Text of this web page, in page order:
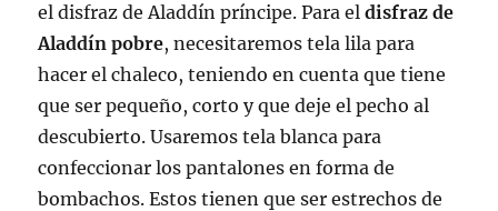
el disfraz de Aladdín príncipe. Para el disfraz de
Aladdín pobre, necesitaremos tela lila para
hacer el chaleco, teniendo en cuenta que tiene
que ser pequeño, corto y que deje el pecho al
descubierto. Usaremos tela blanca para
confeccionar los pantalones en forma de
bombachos. Estos tienen que ser estrechos de